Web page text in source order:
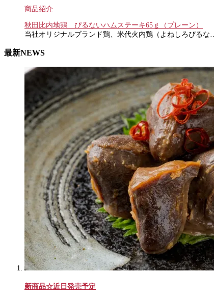
商品紹介
秋田比内地鶏 ぴるないハムステーキ65ｇ（プレーン）
当社オリジナルブランド鶏、米代火内鶏（よねしろぴるな…
最新NEWS
新商品☆近日発売予定